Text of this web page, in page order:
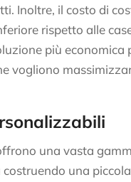
Inoltre, il costo di
rispetto alle
più economica
vogliono
una vasta
una